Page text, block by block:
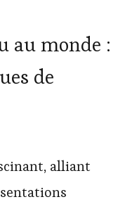
au monde :
de
alliant